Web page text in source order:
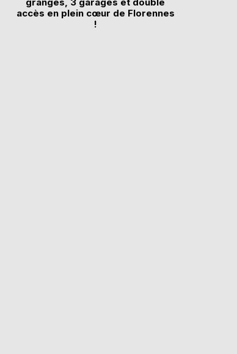
accès en plein cœur de Florennes
!